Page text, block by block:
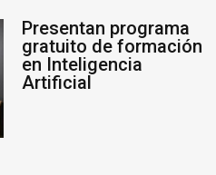
Presentan programa
gratuito de formación
en Inteligencia
Artificial